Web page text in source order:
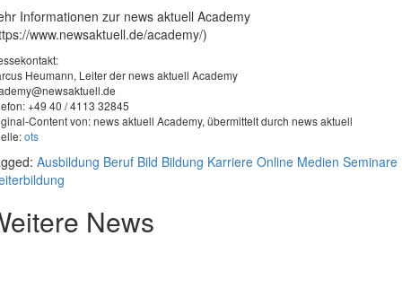
Informationen zur news aktuell Academy
www.newsaktuell.de/academy/)
Heumann, Leiter der news aktuell Academy
+49 40 / 4113 32845
Content von: news aktuell Academy, übermittelt durch news aktuell
ots
Ausbildung Beruf Bild Bildung Karriere Online Medien Seminare
News